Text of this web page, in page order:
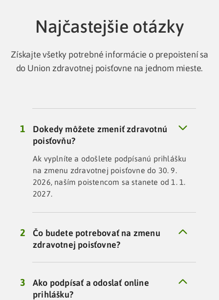
Najčastejšie otázky
Získajte všetky potrebné informácie o prepoistení sa
do Union zdravotnej poisťovne na jednom mieste.
Dokedy môžete zmeniť zdravotnú
poisťovňu?
Ak vyplníte a odošlete podpísanú prihlášku
na zmenu zdravotnej poisťovne do 30. 9.
2026, naším poistencom sa stanete od 1. 1.
2027.
Čo budete potrebovať na zmenu
zdravotnej poisťovne?
Ako podpísať a odoslať online
prihlášku?